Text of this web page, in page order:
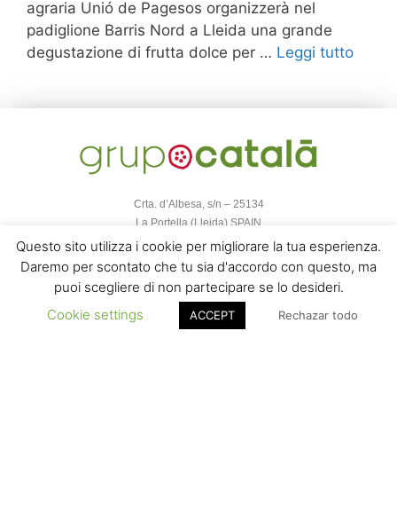
agraria Unió de Pagesos organizzerà nel
padiglione Barris Nord a Lleida una grande
degustazione di frutta dolce per … Leggi tutto
Crta. d’Albesa, s/n – 25134
La Portella (Lleida) SPAIN
info@grupocatala.com
T (+34) 973 18 61 81 · F (+34) 973 18 64 79
Questo sito utilizza i cookie per migliorare la tua esperienza.
Daremo per scontato che tu sia d'accordo con questo, ma
puoi scegliere di non partecipare se lo desideri.
Cookie settings
ACCEPT Rechazar todo